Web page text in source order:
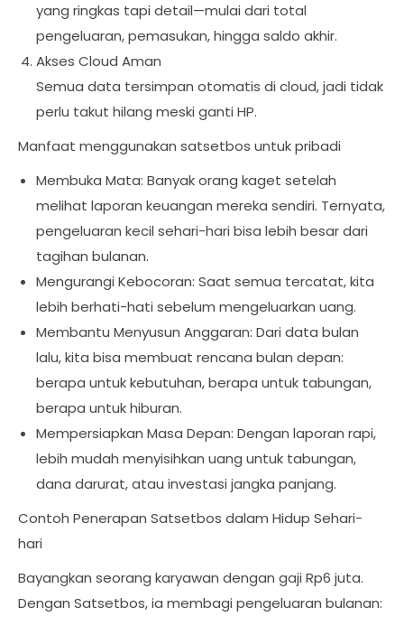
yang ringkas tapi detail—mulai dari total
pengeluaran, pemasukan, hingga saldo akhir.
Akses Cloud Aman
Semua data tersimpan otomatis di cloud, jadi tidak
perlu takut hilang meski ganti HP.
Manfaat menggunakan satsetbos untuk pribadi
Membuka Mata: Banyak orang kaget setelah
melihat laporan keuangan mereka sendiri. Ternyata,
pengeluaran kecil sehari-hari bisa lebih besar dari
tagihan bulanan.
Mengurangi Kebocoran: Saat semua tercatat, kita
lebih berhati-hati sebelum mengeluarkan uang.
Membantu Menyusun Anggaran: Dari data bulan
lalu, kita bisa membuat rencana bulan depan:
berapa untuk kebutuhan, berapa untuk tabungan,
berapa untuk hiburan.
Mempersiapkan Masa Depan: Dengan laporan rapi,
lebih mudah menyisihkan uang untuk tabungan,
dana darurat, atau investasi jangka panjang.
Contoh Penerapan Satsetbos dalam Hidup Sehari-
hari
Bayangkan seorang karyawan dengan gaji Rp6 juta.
Dengan Satsetbos, ia membagi pengeluaran bulanan: